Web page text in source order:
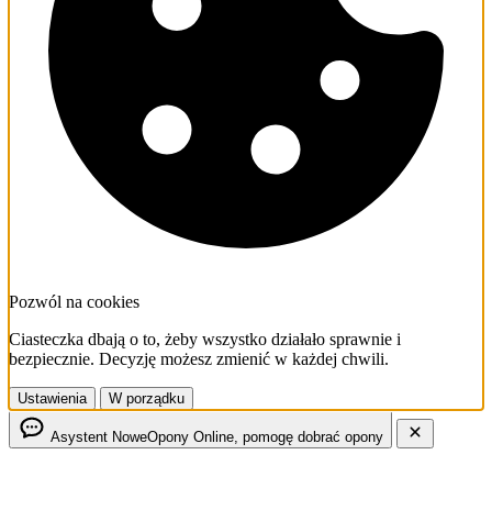
Pozwól na cookies
Ciasteczka dbają o to, żeby wszystko działało sprawnie i
bezpiecznie. Decyzję możesz zmienić w każdej chwili.
Ustawienia W porządku
Asystent NoweOpony Online, pomogę dobrać opony